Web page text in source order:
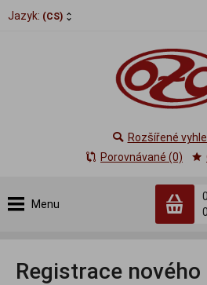
Jazyk: (CS)
Menu
0
Rozšířené
Porovnávané (0)
Registrace